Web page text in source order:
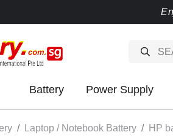
Battery Power Supply
Laptop / Notebook Battery
HP